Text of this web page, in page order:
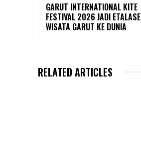
GARUT INTERNATIONAL KITE
FESTIVAL 2026 JADI ETALASE
WISATA GARUT KE DUNIA
RELATED ARTICLES